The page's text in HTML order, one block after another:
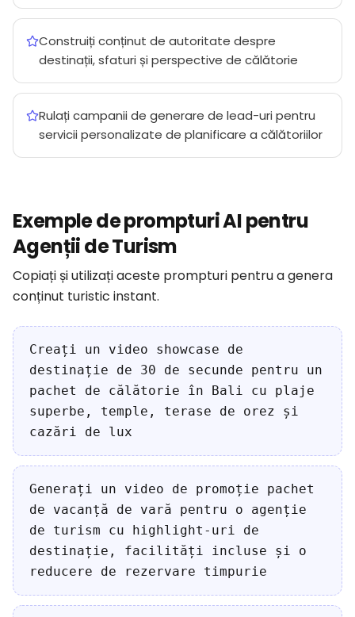
Construiți conținut de autoritate despre
destinații, sfaturi și perspective de călătorie
Rulați campanii de generare de lead-uri pentru
servicii personalizate de planificare a călătoriilor
Exemple de prompturi AI pentru
Agenții de Turism
Copiați și utilizați aceste prompturi pentru a genera
conținut turistic instant.
Creați un video showcase de
destinație de 30 de secunde pentru un
pachet de călătorie în Bali cu plaje
superbe, temple, terase de orez și
cazări de lux
Generați un video de promoție pachet
de vacanță de vară pentru o agenție
de turism cu highlight-uri de
destinație, facilități incluse și o
reducere de rezervare timpurie